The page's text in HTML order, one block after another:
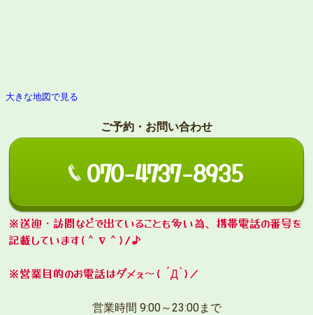
大きな地図で見る
ご予約・お問い合わせ
070-4737-8935
※送迎・訪問などで出ていることも多い為、携帯電話の番号を
記載しています(＾∇＾)ﾉ♪
※営業目的のお電話はダメぇ～( ´Д`)ノ
営業時間 9:00～23:00まで